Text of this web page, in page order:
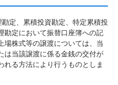
定、累積投資勘定、特定累積投
勘定において振替口座簿への記
場株式等の譲渡については、当
は当該譲渡に係る金銭の交付が
れる方法により行うものとしま